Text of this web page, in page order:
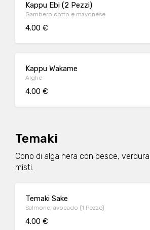
Kappu Ebi (2 Pezzi)
Gambero cotto e mayonese
4.00 €
Kappu Wakame
Alghe
4.00 €
Temaki
Cono di alga nera con pesce,
misti.
Temaki Sake
Salmone, avocado (1 Pezzo)
4.00 €